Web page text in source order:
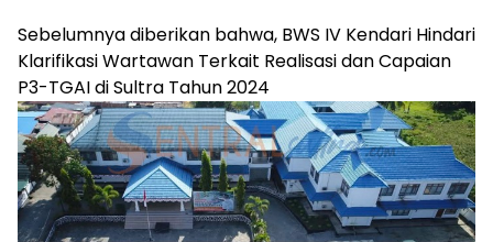
Sebelumnya diberikan bahwa, BWS IV Kendari Hindari
Klarifikasi Wartawan Terkait Realisasi dan Capaian
P3-TGAI di Sultra Tahun 2024